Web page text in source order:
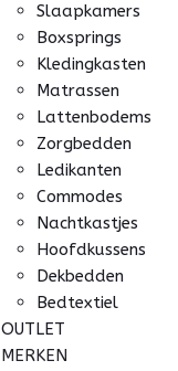
Slaapkamers
Boxsprings
Kledingkasten
Matrassen
Lattenbodems
Zorgbedden
Ledikanten
Commodes
Nachtkastjes
Hoofdkussens
Dekbedden
Bedtextiel
OUTLET
MERKEN